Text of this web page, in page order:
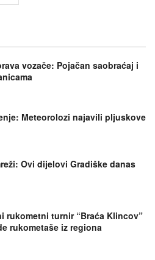
vozače: Pojačan saobraćaj i
Meteorolozi najavili pljuskove
Ovi dijelovi Gradiške danas
rukometni turnir “Braća Klincov”
rukometaše iz regiona